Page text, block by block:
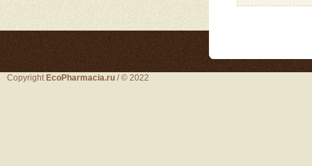
Copyright EcoPharmacia.ru / © 2022